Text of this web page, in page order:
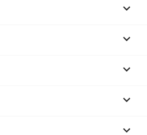




keyboard_arrow_down